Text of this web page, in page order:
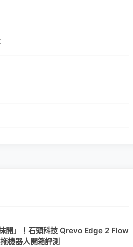
開」！石頭科技 Qrevo Edge 2 Flow
機器人開箱評測